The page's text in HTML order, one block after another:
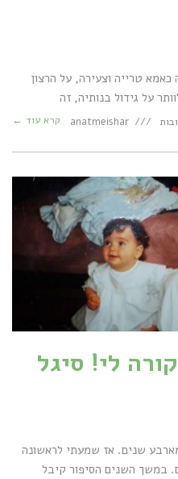
טרייה וצעירה, על הרצון
על גידול בנותיה, זה
anatmeishar קרא עוד ←
לי! סיגל
שנים. אז שמעתי לראשונה
במשך השנים הסיפור קיבל